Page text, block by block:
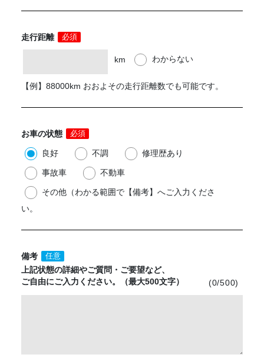
走行距離 必須
km わからない
【例】88000km おおよその走行距離数でも可能です。
お車の状態 必須
良好 不調 修理歴あり
事故車 不動車
その他（わかる範囲で【備考】へご入力くださ
い。
備考 任意
上記状態の詳細やご質問・ご要望など、
ご自由にご入力ください。
（最大500文字） (0/500)